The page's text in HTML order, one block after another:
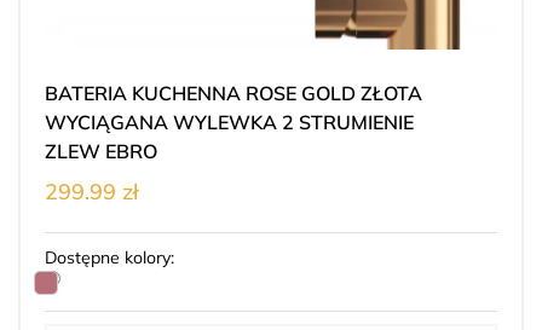
BATERIA KUCHENNA ROSE GOLD ZŁOTA
WYCIĄGANA WYLEWKA 2 STRUMIENIE
ZLEW EBRO
299.99 zł
Dostępne kolory: